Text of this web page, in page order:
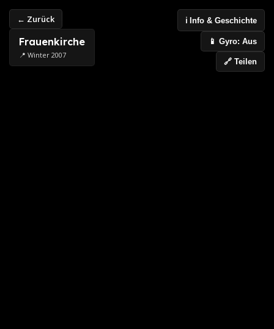
← Zurück
Frauenkirche
📍 Winter 2007
ℹ️ Info & Geschichte
📱 Gyro: Aus
🔗 Teilen